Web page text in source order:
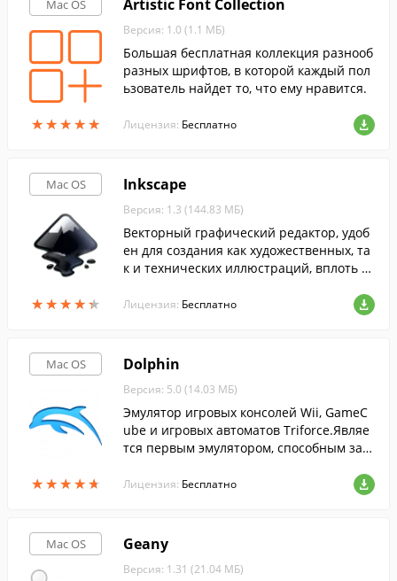
Mac OS
★★★★★
★★★★★
Artistic Font Collection
Версия: 1.0 (1.1 МБ)
Большая бесплатная коллекция разнооб
разных шрифтов, в которой каждый пол
ьзователь найдет то, что ему нравится.
Лицензия: Бесплатно
Mac OS
★★★★★
★★★★★
Inkscape
Версия: 1.3 (144.83 МБ)
Векторный графический редактор, удоб
ен для создания как художественных, та
к и технических иллюстраций, вплоть д
о назначения.
Лицензия: Бесплатно
Mac OS
★★★★★
★★★★★
Dolphin
Версия: 5.0 (14.03 МБ)
Эмулятор игровых консолей Wii, GameC
ube и игровых автоматов Triforce.Являе
тся первым эмулятором, способным зап
е для платформ GameCube и Wii.
Лицензия: Бесплатно
Mac OS Geany
Версия: 1.31 (21.04 МБ)